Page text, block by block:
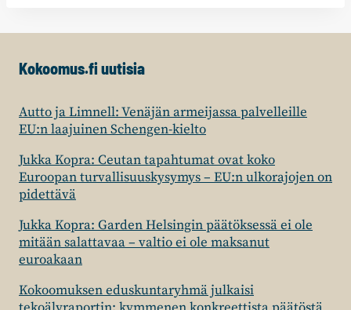
Kokoomus.fi uutisia
Autto ja Limnell: Venäjän armeijassa palvelleille
EU:n laajuinen Schengen-kielto
Jukka Kopra: Ceutan tapahtumat ovat koko
Euroopan turvallisuuskysymys – EU:n ulkorajojen on
pidettävä
Jukka Kopra: Garden Helsingin päätöksessä ei ole
mitään salattavaa – valtio ei ole maksanut
euroakaan
Kokoomuksen eduskuntaryhmä julkaisi